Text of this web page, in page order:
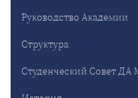
Руководство Академии
Структура
Студенческий Совет